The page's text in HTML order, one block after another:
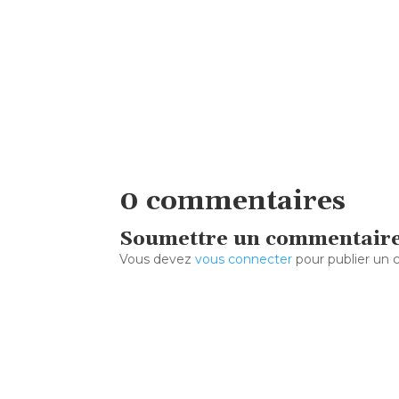
0 commentaires
Soumettre un
Vous devezvous connecter pour publier un